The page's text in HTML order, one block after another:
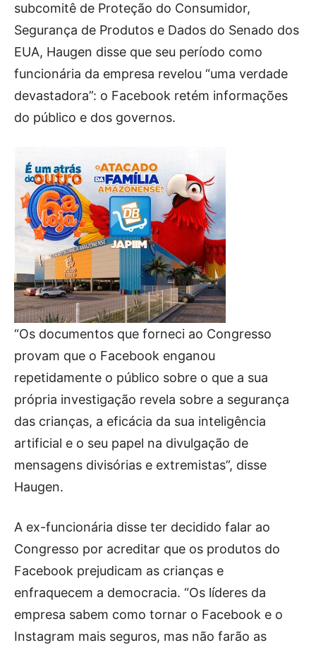
subcomitê de Proteção do Consumidor,
Segurança de Produtos e Dados do Senado dos
EUA, Haugen disse que seu período como
funcionária da empresa revelou “uma verdade
devastadora”: o Facebook retém informações
do público e dos governos.
“Os documentos que forneci ao Congresso
provam que o Facebook enganou
repetidamente o público sobre o que a sua
própria investigação revela sobre a segurança
das crianças, a eficácia da sua inteligência
artificial e o seu papel na divulgação de
mensagens divisórias e extremistas”, disse
Haugen.
A ex-funcionária disse ter decidido falar ao
Congresso por acreditar que os produtos do
Facebook prejudicam as crianças e
enfraquecem a democracia. “Os líderes da
empresa sabem como tornar o Facebook e o
Instagram mais seguros, mas não farão as